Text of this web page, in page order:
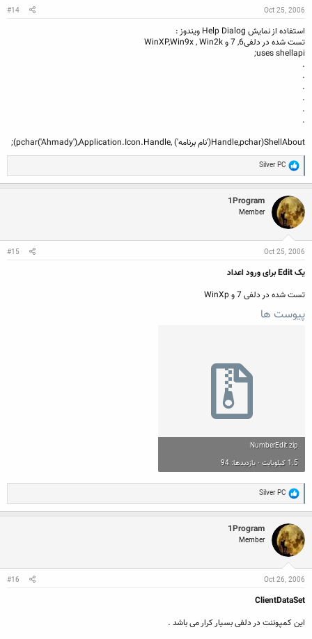
Oct 25, 2006
#14
استفاده از نمایش Help Dialog ویندوز :
تست شده در دلفی6, 7 و WinXP,Win9x , Win2k
uses shellapi;
.
.
.
.
.
.
ShellAbout(Handle,pchar('نام برنامه') ,pchar('Ahmady'),Application.Icon.Handle);
R
e
a
c
t
i
o
n
:
Silver PC
1Program
Member
Oct 25, 2006
#15
یک Edit برای ورود اعداد
تست شده در دلفی 7 و WinXp
پیوست ها
NumberEdit.zip
1.5 کیلوبایت · بازدیدها: 94
R
e
a
c
t
i
o
n
:
Silver PC
1Program
Member
Oct 26, 2006
#16
ClientDataSet
این کمپوننت در دلفی بسیار کرار می باشد .